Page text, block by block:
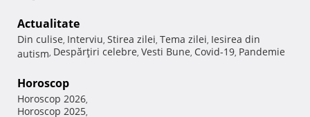
Actualitate
Din culise, Interviu, Stirea zilei, Tema zilei, Iesirea din
autism, Despărţiri celebre, Vesti Bune, Covid-19, Pandemie
Horoscop
Horoscop 2026,
Horoscop 2025,